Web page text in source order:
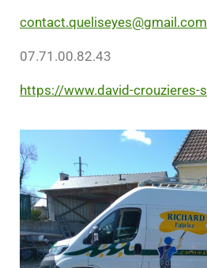
contact.queliseyes@gmail.com
07.71.00.82.43
https://www.david-crouzieres-